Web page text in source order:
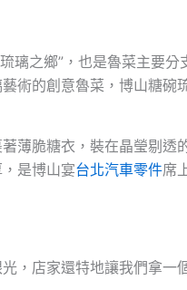
璃之鄉”，也是魯菜主要
術的創意魯菜，博山糖碗
薄脆糖衣，裝在晶瑩剔透
是博山宴台北汽車零件席
，店家還特地讓我們拿一